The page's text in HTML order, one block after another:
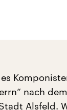
nach
Alsfeld.